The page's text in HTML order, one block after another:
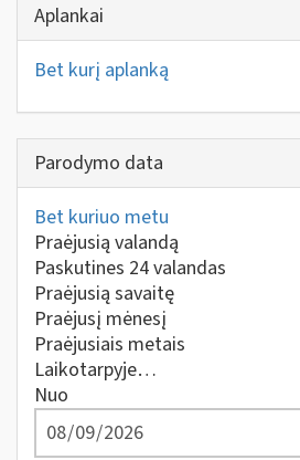
Aplankai
Bet kurį aplanką
Parodymo data
Bet kuriuo metu
Praėjusią valandą
Paskutines 24 valandas
Praėjusią savaitę
Praėjusį mėnesį
Praėjusiais metais
Laikotarpyje…
Nuo